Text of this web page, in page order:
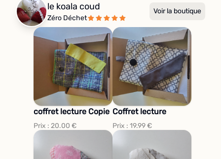
le koala coud
Zéro Déchet
Voir la boutique
coffret lecture Copie
Prix : 20.00 €
Coffret lecture
Prix : 19.99€